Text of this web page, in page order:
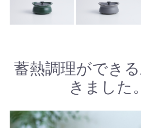
蓄熱調理ができ
きました。